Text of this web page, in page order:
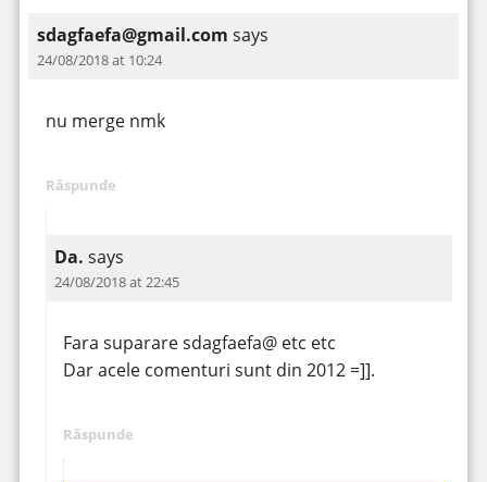
sdagfaefa@gmail.com says
24/08/2018 at 10:24
nu merge nmk
Răspunde
Da. says
24/08/2018 at 22:45
Fara suparare sdagfaefa@ etc etc
Dar acele comenturi sunt din 2012 =]].
Răspunde